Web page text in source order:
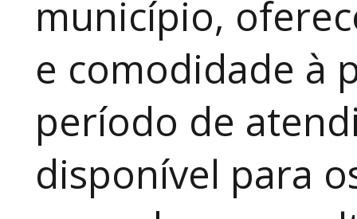
município,
e comodidade à
período de
disponível para